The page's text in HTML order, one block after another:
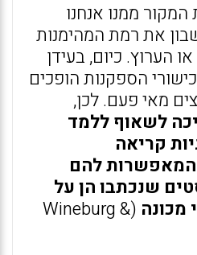
ממנו אנחנו
את רמת המהימנות
הערוץ. כיום, בעידן
הספקנות הופכים
מאי פעם. לכן,
לשאוף ללמד
קריאה
להם
שנכתבו הן על
מכונה (Wineburg &